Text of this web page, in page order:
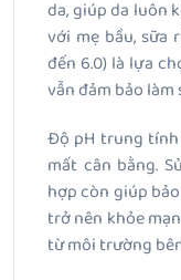
da, giúp da luôn
với mẹ bầu, sữa
đến 6.0) là lựa
vẫn đảm bảo làm
Độ pH trung
mất cân bằng.
hợp còn giúp
trở nên khỏe
từ môi trường